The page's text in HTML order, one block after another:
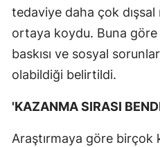
tedaviye daha çok
ortaya koydu. Buna göre
baskısı ve sosyal
olabildiği belirtildi.
'KAZANMA SIRASI
Araştırmaya göre birçok